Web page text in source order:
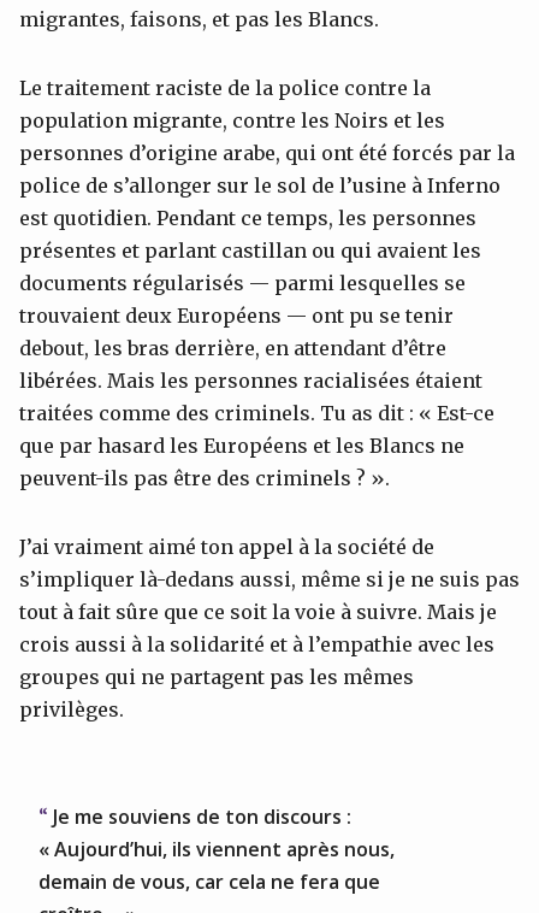
migrantes, faisons, et pas les Blancs.
Le traitement raciste de la police contre la
population migrante, contre les Noirs et les
personnes d’origine arabe, qui ont été forcés par la
police de s’allonger sur le sol de l’usine à Inferno
est quotidien. Pendant ce temps, les personnes
présentes et parlant castillan ou qui avaient les
documents régularisés — parmi lesquelles se
trouvaient deux Européens — ont pu se tenir
debout, les bras derrière, en attendant d’être
libérées. Mais les personnes racialisées étaient
traitées comme des criminels. Tu as dit : « Est-ce
que par hasard les Européens et les Blancs ne
peuvent-ils pas être des criminels ? ».
J’ai vraiment aimé ton appel à la société de
s’impliquer là-dedans aussi, même si je ne suis pas
tout à fait sûre que ce soit la voie à suivre. Mais je
crois aussi à la solidarité et à l’empathie avec les
groupes qui ne partagent pas les mêmes
privilèges.
Je me souviens de ton discours :
« Aujourd’hui, ils viennent après nous,
demain de vous, car cela ne fera que